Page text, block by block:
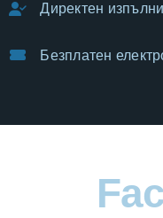
Директен
Безплатен